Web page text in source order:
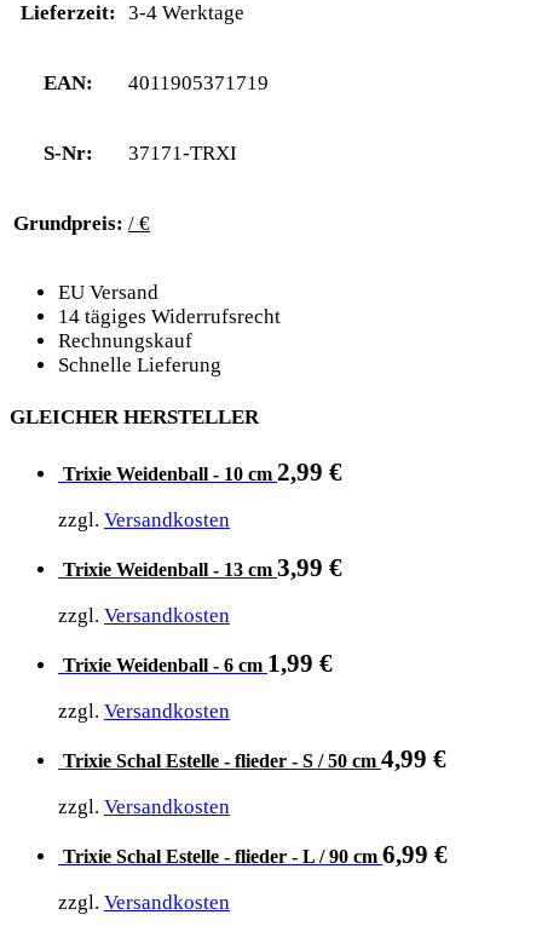
Lieferzeit: 3-4 Werktage
EAN: 4011905371719
S-Nr: 37171-TRXI
Grundpreis: / €
EU Versand
14 tägiges Widerrufsrecht
Rechnungskauf
Schnelle Lieferung
GLEICHER HERSTELLER
Trixie Weidenball - 10 cm 2,99 €
zzgl. Versandkosten
Trixie Weidenball - 13 cm 3,99 €
zzgl. Versandkosten
Trixie Weidenball - 6 cm 1,99 €
zzgl. Versandkosten
Trixie Schal Estelle - flieder - S / 50 cm 4,99 €
zzgl. Versandkosten
Trixie Schal Estelle - flieder - L / 90 cm 6,99 €
zzgl. Versandkosten